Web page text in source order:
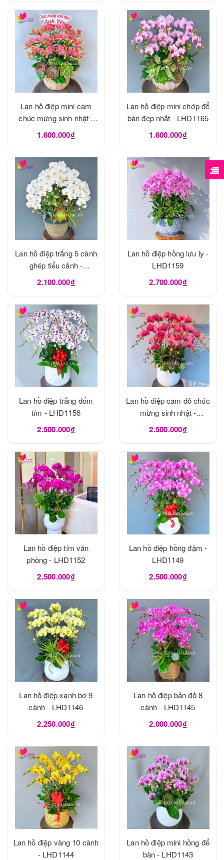
Lan hồ điệp mini cam
chúc mừng sinh nhật -
LHD1166
1.600.000₫
Lan hồ điệp mini chớp để
bàn đẹp nhất - LHD1165
1.600.000₫
Lan hồ điệp trắng 5 cành
ghép tiểu cảnh -
LHD1162
2.100.000₫
Lan hồ điệp hồng lưu ly -
LHD1159
2.700.000₫
Lan hồ điệp trắng đốm
tím - LHD1156
2.500.000₫
Lan hồ điệp cam đỏ chúc
mừng sinh nhật -
LHD1155
2.500.000₫
Lan hồ điệp tím văn
phòng - LHD1152
2.500.000₫
Lan hồ điệp hồng đậm -
LHD1149
2.500.000₫
Lan hồ điệp xanh bơ 9
cành - LHD1146
2.250.000₫
Lan hồ điệp bản đồ 8
cành - LHD1145
2.000.000₫
Lan hồ điệp vàng 10 cành
- LHD1144
Lan hồ điệp mini hồng để
bàn - LHD1143